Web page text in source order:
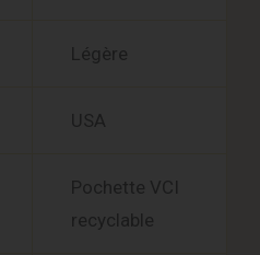
Légère
USA
Pochette VCI
recyclable